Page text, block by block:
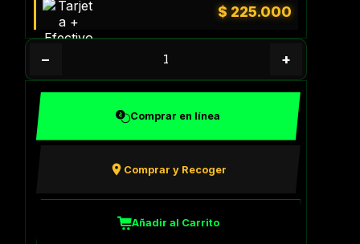
$ 225.000
− +
Comprar en línea
Comprar y Recoger
Añadir al Carrito